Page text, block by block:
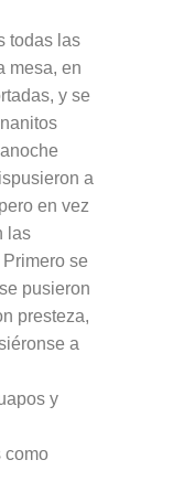
todas las
mesa, en
y se
a
en vez
las
se
pusieron
presteza,
a
y
como